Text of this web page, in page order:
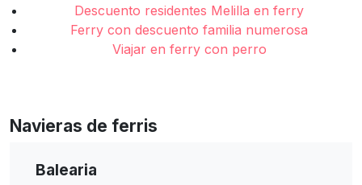
Descuento residentes Melilla en ferry
Ferry con descuento familia numerosa
Viajar en ferry con perro
Navieras de ferris
Balearia